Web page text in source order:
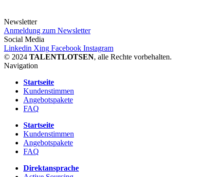
Newsletter
Anmeldung zum Newsletter
Social Media
Linkedin Xing Facebook Instagram
© 2024 TALENTLOTSEN, alle Rechte vorbehalten.
Navigation
Startseite
Kundenstimmen
Angebotspakete
FAQ
Startseite
Kundenstimmen
Angebotspakete
FAQ
Direktansprache